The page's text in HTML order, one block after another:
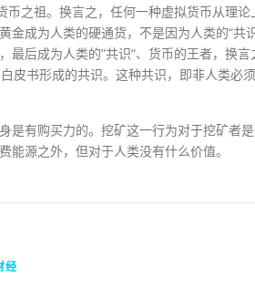
币之祖。换言之，任何一种虚拟货币从理
金成为人类的硬通货，不是因为人类的“共
最后成为人类的”共识“、货币的王者，换
书形成的共识。这种共识，即非人类必
是有购买力的。挖矿这一行为对于挖矿者
能源之外，但对于人类没有什么价值。
经